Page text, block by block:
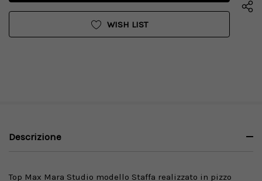
WISH LIST
Descrizione
Top Max Mara Studio modello Staffa realizzato in pizzo